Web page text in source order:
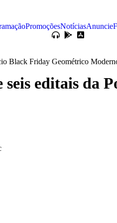
PromoçõesNotíciasAnuncie
seis editais da